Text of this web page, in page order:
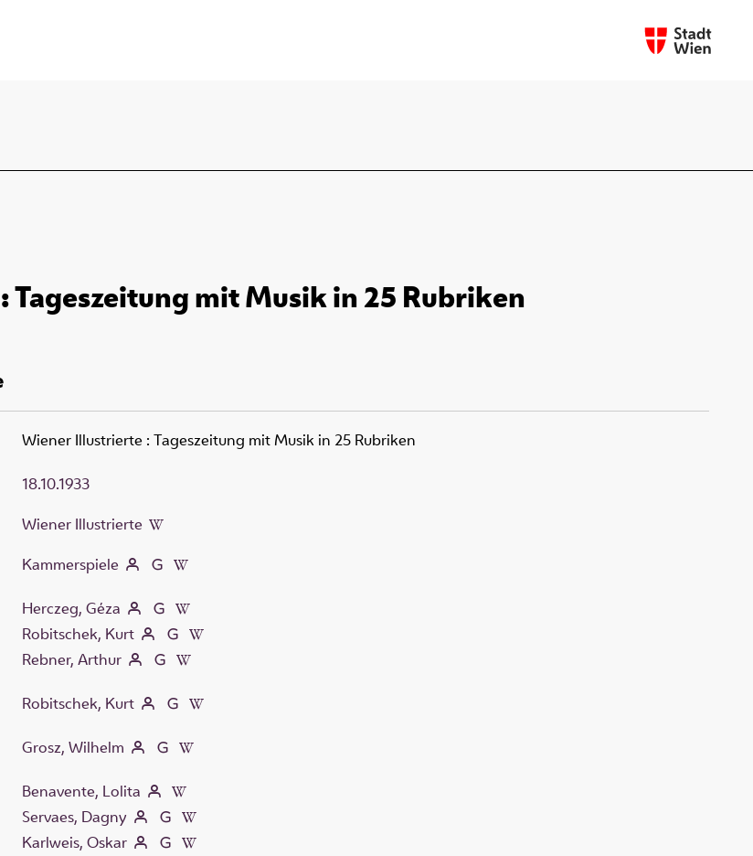
mit Musik in 25 Rubriken
Wiener Illustrierte : Tageszeitung mit Musik in 25 Rubriken
Herczeg, Géza
Robitschek, Kurt
Rebner, Arthur
Robitschek, Kurt
Grosz, Wilhelm
Kammerspiele
Benavente, Lolita
Servaes, Dagny
Karlweis, Oskar
18.10.1933
Wiener Illustrierte